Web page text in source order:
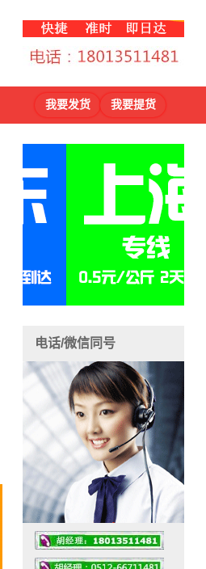
我要发货 我要提货
电话/微信同号